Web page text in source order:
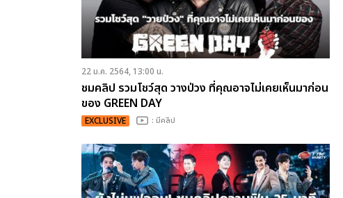
22 ม.ค. 2564, 13:00 น.
ชมคลิป รวมโชว์สุด วางป่วง ที่คุณอาจไม่เคยเห็นมาก่อน
ของ GREEN DAY
EXCLUSIVE : มีคลิป